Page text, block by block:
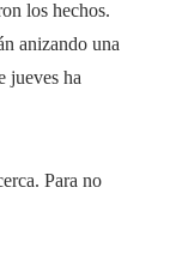
los hechos.
anizando una
jueves ha
Para no